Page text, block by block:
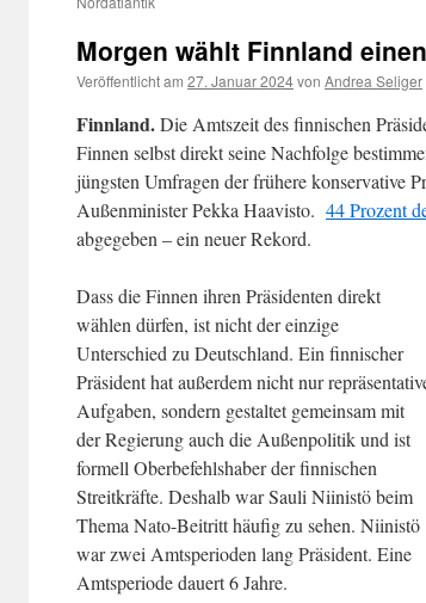
Morgen wählt Finnland
Veröffentlicht am 27. Januar 2024von Andrea Seliger
Finnland.Die Amtszeit des finnischen
Finnen selbst direkt seine Nachfolge
jüngsten Umfragen der frühere konservative
Außenminister Pekka Haavisto. 44 Prozent
abgegeben – ein neuer Rekord.
Dass die Finnen ihren Präsidenten direkt
wählen dürfen, ist nicht der einzige
Unterschied zu Deutschland. Ein finnischer
Präsident hat außerdem nicht nur
Aufgaben, sondern gestaltet gemeinsam mit
der Regierung auch die Außenpolitik und ist
formell Oberbefehlshaber der finnischen
Streitkräfte. Deshalb war Sauli Niinistö beim
Thema Nato-Beitritt häufig zu sehen. Niinistö
war zwei Amtsperioden lang Präsident. Eine
Amtsperiode dauert 6 Jahre.